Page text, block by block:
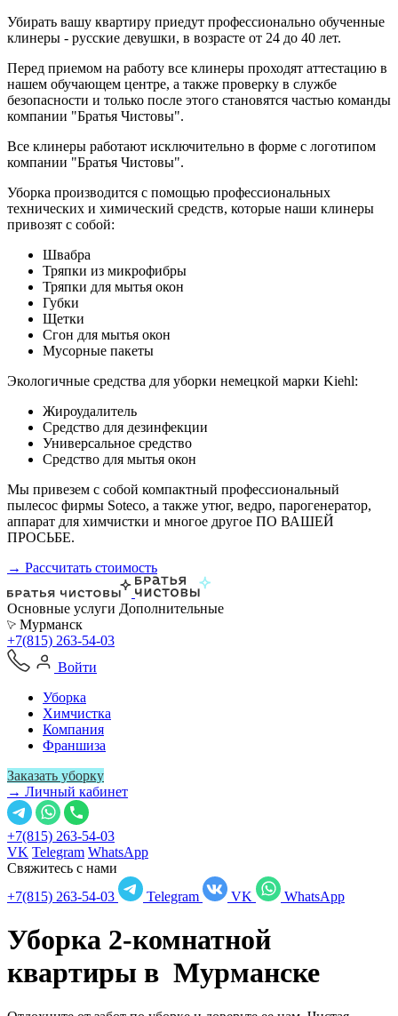
Убирать вашу квартиру приедут профессионально обученные
клинеры - русские девушки, в возрасте от 24 до 40 лет.
Перед приемом на работу все клинеры проходят аттестацию в
нашем обучающем центре, а также проверку в службе
безопасности и только после этого становятся частью команды
компании "Братья Чистовы".
Все клинеры работают исключительно в форме с логотипом
компании "Братья Чистовы".
Уборка производится с помощью профессиональных
технических и химический средств, которые наши клинеры
привозят с собой:
Швабра
Тряпки из микрофибры
Тряпки для мытья окон
Губки
Щетки
Сгон для мытья окон
Мусорные пакеты
Экологичные средства для уборки немецкой марки Kiehl:
Жироудалитель
Средство для дезинфекции
Универсальное средство
Средство для мытья окон
Мы привезем с собой компактный профессиональный
пылесос фирмы Soteco, а также утюг, ведро, парогенератор,
аппарат для химчистки и многое другое ПО ВАШЕЙ
ПРОСЬБЕ.
→ Рассчитать стоимость
Основные услуги Дополнительные
Мурманск
+7(815) 263-54-03
Войти
Уборка
Химчистка
Компания
Франшиза
Заказать уборку
→ Личный кабинет
+7(815) 263-54-03
VK Telegram WhatsApp
Свяжитесь с нами
+7(815) 263-54-03
Telegram VK WhatsApp
Уборка 2-комнатной
квартиры в Мурманске